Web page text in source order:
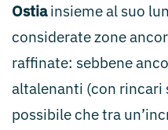
Ostiainsieme al suo
considerate zone
raffinate: sebbene
altalenanti (con rincari
possibile che tra